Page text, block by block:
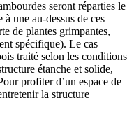
seront réparties le
une au-dessus de ces
de plantes grimpantes,
spécifique). Le cas
traité selon les conditions
étanche et solide,
profiter d’un espace de
la structure